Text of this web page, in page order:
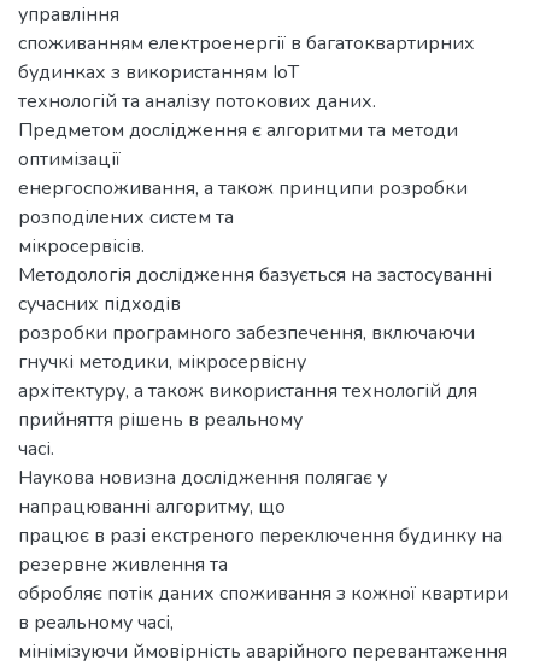
управління
споживанням електроенергії в багатоквартирних
будинках з використанням IoT
технологій та аналізу потокових даних.
Предметом дослідження є алгоритми та методи
оптимізації
енергоспоживання, а також принципи розробки
розподілених систем та
мікросервісів.
Методологія дослідження базується на застосуванні
сучасних підходів
розробки програмного забезпечення, включаючи
гнучкі методики, мікросервісну
архітектуру, а також використання технологій для
прийняття рішень в реальному
часі.
Наукова новизна дослідження полягає у
напрацюванні алгоритму, що
працює в разі екстреного переключення будинку на
резервне живлення та
обробляє потік даних споживання з кожної квартири
в реальному часі,
мінімізуючи ймовірність аварійного перевантаження